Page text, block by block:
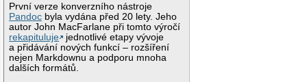
První verze konverzního nástroje
Pandoc byla vydána před 20 lety. Jeho
autor John MacFarlane při tomto výročí
rekapituluje
jednotlivé etapy vývoje
a přidávání nových funkcí – rozšíření
nejen Markdownu a podporu mnoha
dalších formátů.